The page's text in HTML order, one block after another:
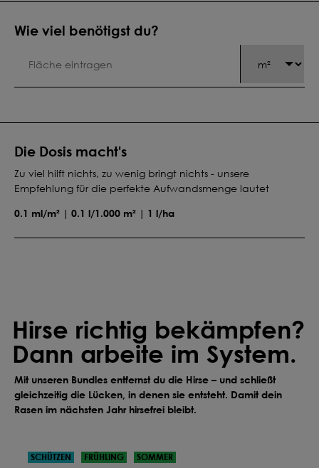
Wie viel benötigst du?
Die Dosis macht's
Zu viel hilft nichts, zu wenig bringt nichts - unsere
Empfehlung für die perfekte Aufwandsmenge lautet
0.1 ml/m² | 0.1 l/1.000 m² | 1 l/ha
Hirse richtig bekämpfen?
Dann arbeite im System.
Mit unseren Bundles entfernst du die Hirse – und schließt
gleichzeitig die Lücken, in denen sie entsteht. Damit dein
Rasen im nächsten Jahr hirsefrei bleibt.
SCHÜTZEN FRÜHLING SOMMER